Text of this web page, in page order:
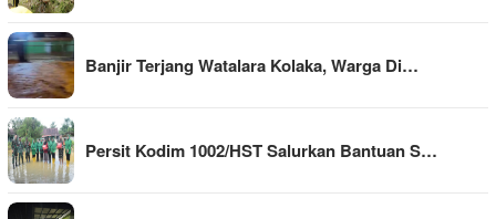
Banjir Terjang Watalara Kolaka, Warga Di…
Persit Kodim 1002/HST Salurkan Bantuan S…